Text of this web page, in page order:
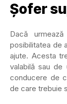
Șofer
Dacă
posibilitatea de
ajute. Acesta
valabilă sau
conducere de
de care trebuie